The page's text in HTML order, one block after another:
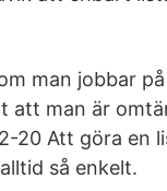
man jobbar
att man är
20 Att göra en
så enkelt.